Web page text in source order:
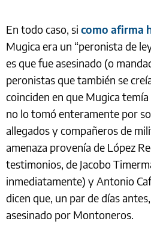
En todo caso, si como afirma
Mugica era un “peronista de
es que fue asesinado (o
peronistas que también se
coinciden en que Mugica
no lo tomó enteramente por
allegados y compañeros de
amenaza provenía de López
testimonios, de Jacobo
inmediatamente) y Antonio
dicen que, un par de días
asesinado por Montoneros.